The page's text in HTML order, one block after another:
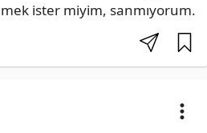
ister miyim, sanmıyorum.